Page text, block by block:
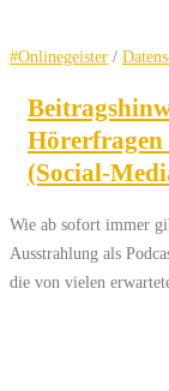
#Onlinegeister /
(Social-
Wie ab sofort immer
Ausstrahlung als
die von vielen